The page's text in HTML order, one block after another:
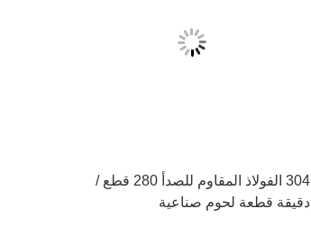
304 الفولاذ المقاوم للصدأ 280 قطع /
دقيقة قطعة لحوم صناعية